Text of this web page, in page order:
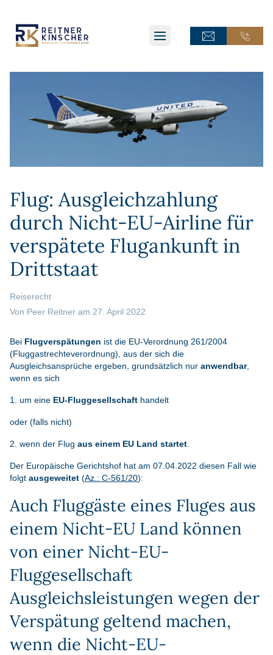
ONLINE-TERMINANFRAGE
ONLINE-TERMINANFRAGE
ONLINE-AKTE
Flug: Ausgleichzahlung
durch Nicht-EU-Airline für
verspätete Flugankunft in
Drittstaat
Reiserecht
Von Peer Reitner am 27. April 2022
Bei Flugverspätungen ist die EU-Verordnung 261/2004
(Fluggastrechteverordnung), aus der sich die
Ausgleichsansprüche ergeben, grundsätzlich nur anwendbar,
wenn es sich
1. um eine EU-Fluggesellschaft handelt
oder (falls nicht)
2. wenn der Flug aus einem EU Land startet
Der Europäische Gerichtshof hat am 07.04.2022 diesen Fall wie
folgt ausgeweitet (Az.: C-561/20):
Auch Fluggäste eines Fluges aus
einem Nicht-EU Land können
von einer Nicht-EU-
Fluggesellschaft
Ausgleichsleistungen wegen der
Verspätung geltend machen,
wenn die Nicht-EU-